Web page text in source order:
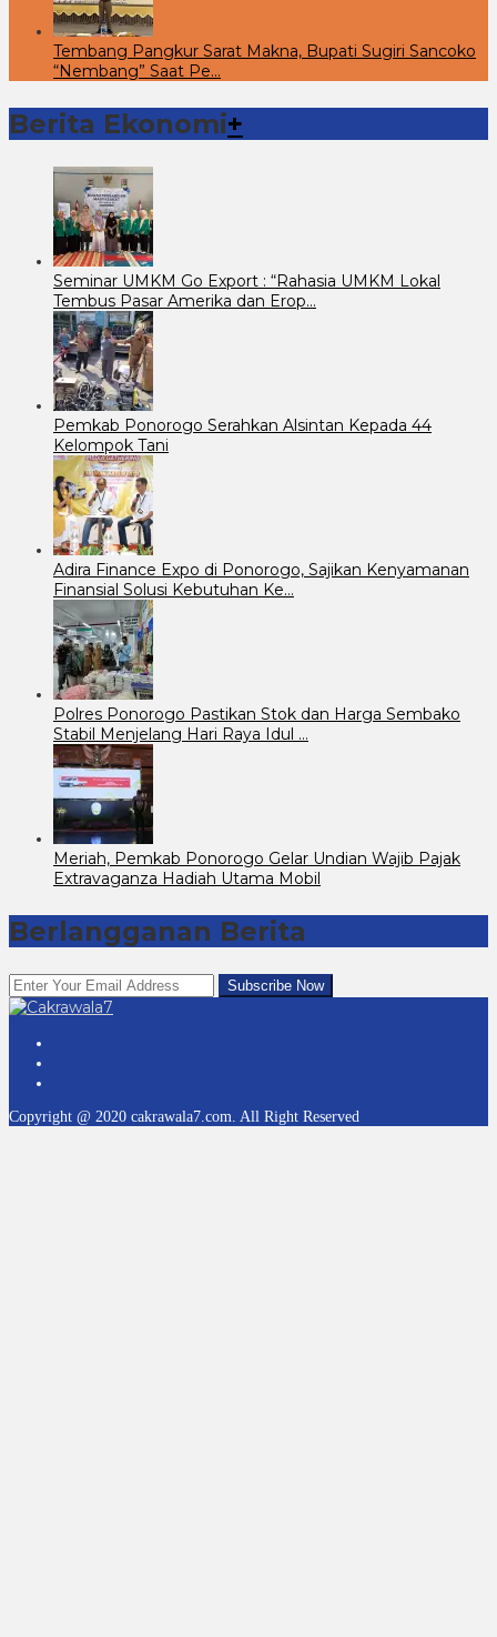
Tembang Pangkur Sarat Makna, Bupati Sugiri Sancoko
“Nembang” Saat Pe…
Berita Ekonomi+
Seminar UMKM Go Export : “Rahasia UMKM Lokal
Tembus Pasar Amerika dan Erop…
Pemkab Ponorogo Serahkan Alsintan Kepada 44
Kelompok Tani
Adira Finance Expo di Ponorogo, Sajikan Kenyamanan
Finansial Solusi Kebutuhan Ke…
Polres Ponorogo Pastikan Stok dan Harga Sembako
Stabil Menjelang Hari Raya Idul …
Meriah, Pemkab Ponorogo Gelar Undian Wajib Pajak
Extravaganza Hadiah Utama Mobil
Berlangganan Berita
Copyright @ 2020 cakrawala7.com. All Right Reserved